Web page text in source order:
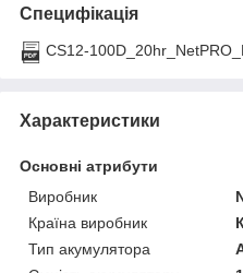
Специфікація
CS12-
Характеристики
Основні атрибути
Виробник
Країна виробник
Тип акумулятора